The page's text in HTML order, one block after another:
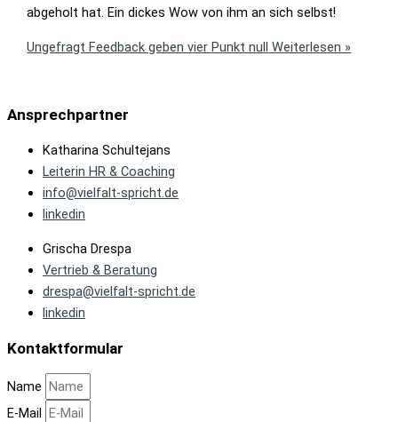
abgeholt hat. Ein dickes Wow von ihm an sich selbst!
Ungefragt Feedback geben vier Punkt null Weiterlesen »
Ansprechpartner
Katharina Schultejans
Leiterin HR & Coaching
info@vielfalt-spricht.de
linkedin
Grischa Drespa
Vertrieb & Beratung
drespa@vielfalt-spricht.de
linkedin
Kontaktformular
Name
E-Mail